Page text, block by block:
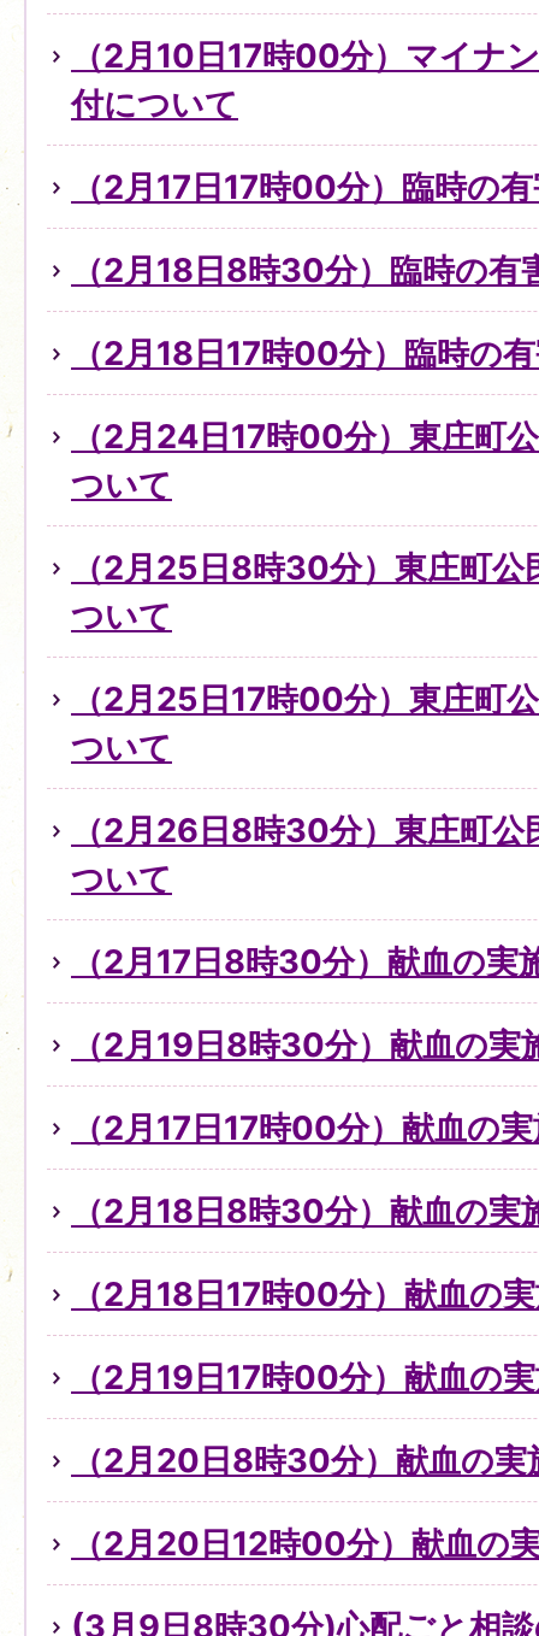
（2月10日17時00分）マイナ
付について
（2月17日17時00分）臨時の
（2月18日8時30分）臨時の
（2月18日17時00分）臨時の
（2月24日17時00分）東庄町
ついて
（2月25日8時30分）東庄町
ついて
（2月25日17時00分）東庄町
ついて
（2月26日8時30分）東庄町
ついて
（2月17日8時30分）献血の実
（2月19日8時30分）献血の実
（2月17日17時00分）献血の
（2月18日8時30分）献血の実
（2月18日17時00分）献血の
（2月19日17時00分）献血の
（2月20日8時30分）献血の
（2月20日12時00分）献血の
(3月9日8時30分)心配ごと相